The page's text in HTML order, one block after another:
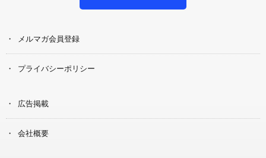
メルマガ会員登録
プライバシーポリシー
広告掲載
会社概要